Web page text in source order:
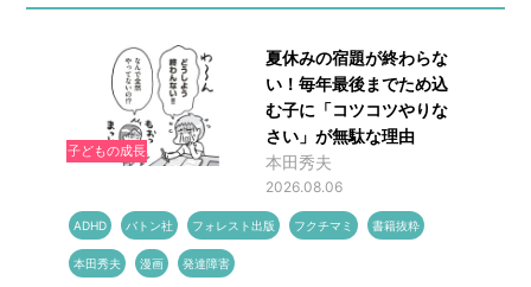
子どもの成長
夏休みの宿題が終わらな
い！毎年最後までため込
む子に「コツコツやりな
さい」が無駄な理由
本田秀夫
2026.08.06
ADHD バトン社 フォレスト出版 フクチマミ 書籍抜粋
本田秀夫 漫画 発達障害